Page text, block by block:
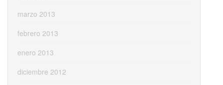
marzo 2013
febrero 2013
enero 2013
diciembre 2012